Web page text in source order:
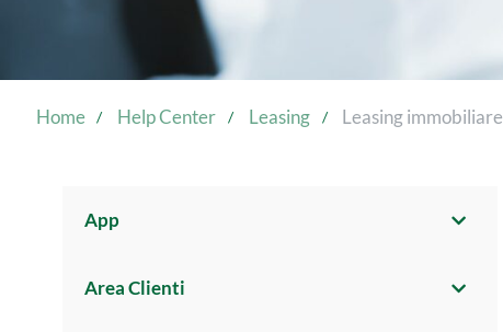
Home Help Center Leasing Leasing immobiliare
App
Area Clienti